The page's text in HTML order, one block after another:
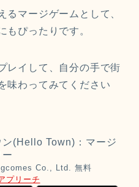
るマージゲームとして、
もぴったりです。
レイして、自分の手で街
味わってみてください
ン(Hello Town)：マージ
ー
Co., Ltd.
無料
プリーチ